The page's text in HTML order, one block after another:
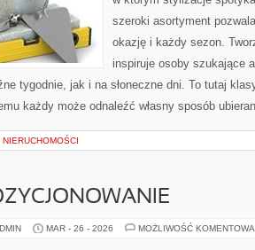
szeroki asortyment
okazję i każdy sezon.
inspiruje osoby szukające
tygodnie, jak i na słoneczne dni. To tutaj
każdy może odnaleźć własny sposób
NIERUCHOMOŚCI
MAR - 26 - 2026 MOŻLIWOŚĆ